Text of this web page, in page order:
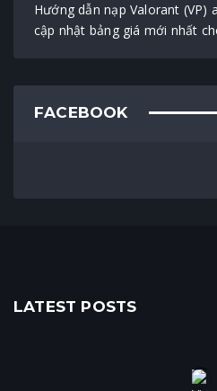
Hướng dẫn nạp Valorant (VP)
cập nhật bảng giá mới nhất
FACEBOOK
LATEST POSTS